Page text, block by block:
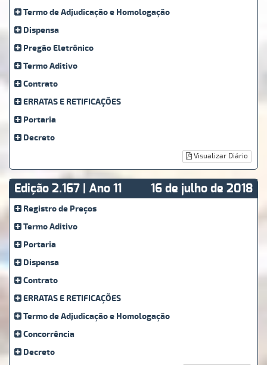
Termo de Adjudicação e Homologação
Dispensa
Pregão Eletrônico
Termo Aditivo
Contrato
ERRATAS E RETIFICAÇÕES
Portaria
Decreto
Visualizar Diário
Edição 2.167 | Ano 11 16 de julho de 2018
Registro de Preços
Termo Aditivo
Portaria
Dispensa
Contrato
ERRATAS E RETIFICAÇÕES
Termo de Adjudicação e Homologação
Concorrência
Decreto